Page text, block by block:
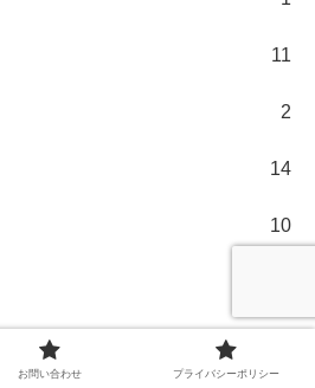
11
2
14
10
お問い合わせ プライバシーポリシー